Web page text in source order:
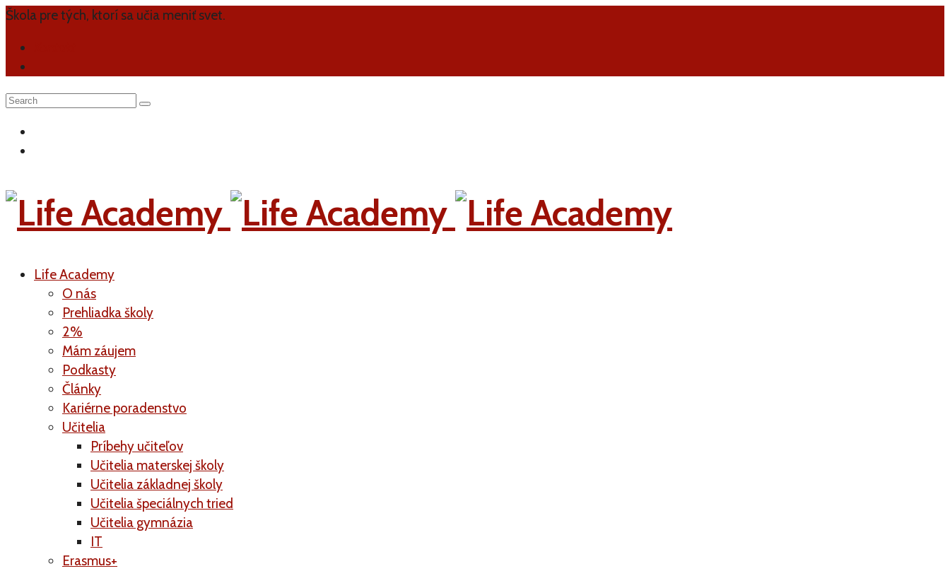
Škola pre tých, ktorí sa učia meniť svet.
Life Academy
O nás
Prehliadka školy
2%
Mám záujem
Podkasty
Články
Kariérne poradenstvo
Učitelia
Príbehy učiteľov
Učitelia materskej školy
Učitelia základnej školy
Učitelia špeciálnych tried
Učitelia gymnázia
IT
Erasmus+